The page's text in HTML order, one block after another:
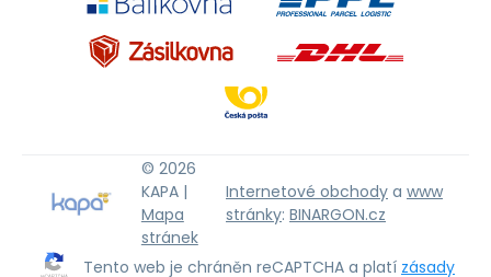
© 2026
KAPA |
Mapa
stránek
Internetové obchody a www
stránky: BINARGON.cz
Tento web je chráněn reCAPTCHA a platí zásady